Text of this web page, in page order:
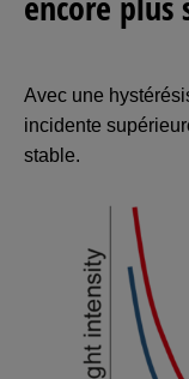
Avec une
incidente
stable.